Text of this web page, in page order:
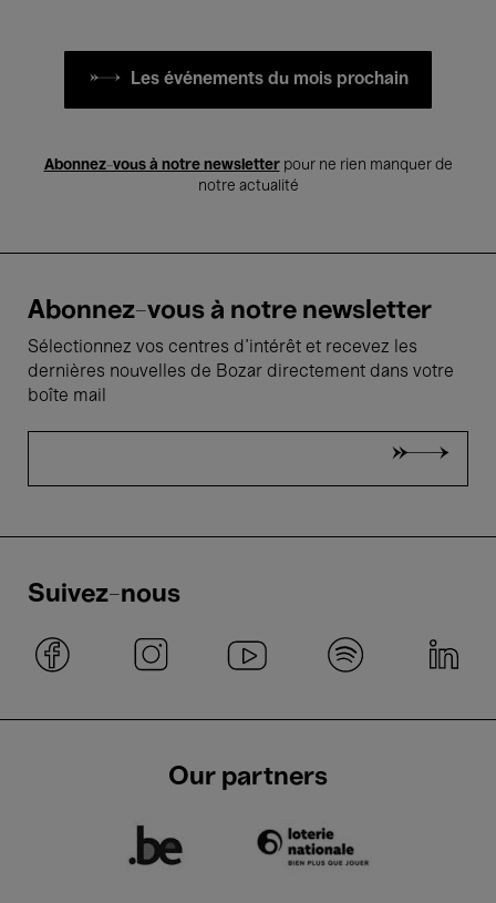
Les événements du mois prochain
Abonnez-vous à notre newsletterpour ne rien manquer de
notre actualité
Abonnez-vous à notre newsletter
Sélectionnez vos centres d'intérêt et recevez les
dernières nouvelles de Bozar directement dans votre
boîte mail
Suivez-nous
Our partners